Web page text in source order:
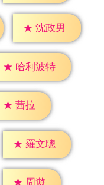
★ 沈政男
★ 哈利波特
★ 茜拉
★ 羅文聰
★ 周遊